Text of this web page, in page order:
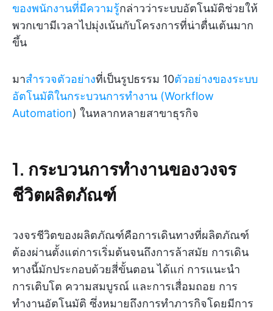
ของพนักงานที่มีความรู้กล่าวว่าระบบอัตโนมัติช่วยให้
พวกเขามีเวลาไปมุ่งเน้นกับโครงการที่น่าตื่นเต้นมาก
ขึ้น
มาสำรวจตัวอย่างที่เป็นรูปธรรม 10ตัวอย่างของระบบ
อัตโนมัติในกระบวนการทำงาน (Workflow
Automation) ในหลากหลายสาขาธุรกิจ
1. กระบวนการทำงานของวงจร
ชีวิตผลิตภัณฑ์
วงจรชีวิตของผลิตภัณฑ์คือการเดินทางที่ผลิตภัณฑ์
ต้องผ่านตั้งแต่การเริ่มต้นจนถึงการล้าสมัย การเดิน
ทางนี้มักประกอบด้วยสี่ขั้นตอน ได้แก่ การแนะนำ
การเติบโต ความสมบูรณ์ และการเสื่อมถอย การ
ทำงานอัตโนมัติ ซึ่งหมายถึงการทำภารกิจโดยมีการ